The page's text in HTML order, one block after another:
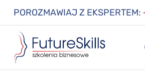
POROZMAWIAJ Z EKSPERTEM: